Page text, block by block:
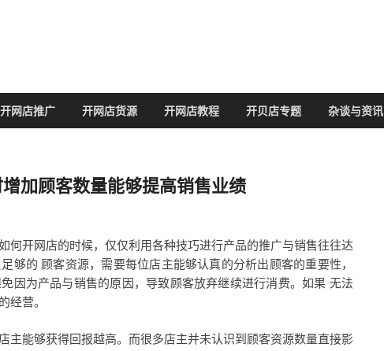
开网店推广 开网店货源 开网店教程 开贝店专题 杂谈与资讯
加顾客数量能够提高销售业绩
何开网店的时候，仅仅利用各种技巧进行产品的推广与销售往往达
够的 顾客资源，需要每位店主能够认真的分析出顾客的重要性，
因为产品与销售的原因，导致顾客放弃继续进行消费。如果 无法
经营。
主能够获得回报越高。而很多店主并未认识到顾客资源数量直接影